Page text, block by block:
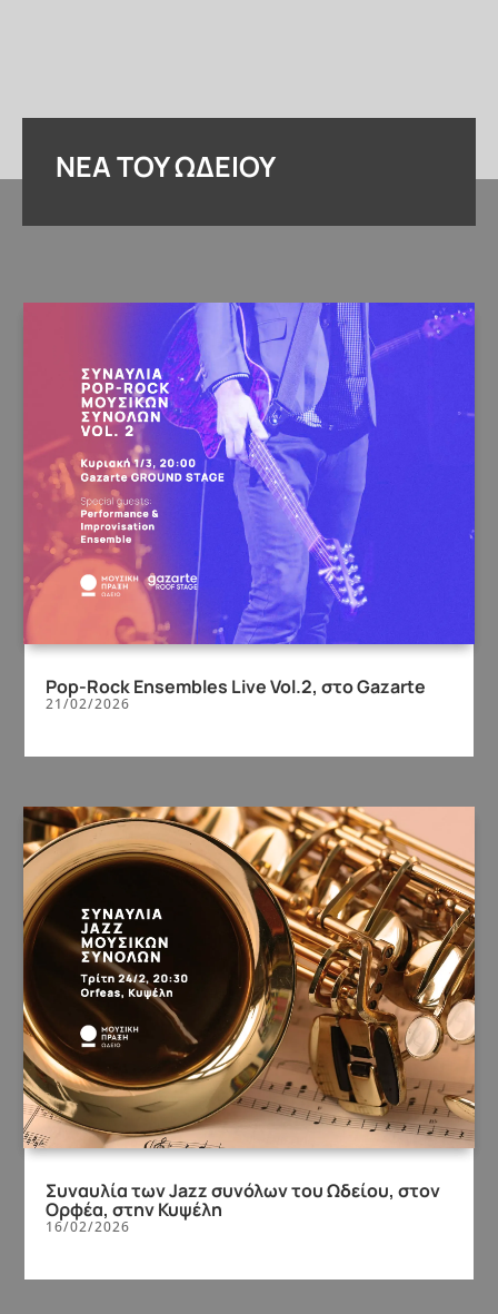
ΝΈΑ ΤΟΥ ΩΔΕΊΟΥ
Pop-Rock Ensembles Live Vol.2, στο Gazarte
21/02/2026
Συναυλία των Jazz συνόλων του Ωδείου, στον
Ορφέα, στην Κυψέλη
16/02/2026